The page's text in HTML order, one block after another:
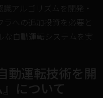
アルゴリズムを開発・
への追加投資を必要と
な自動運転システムを実
動運転技術を開
について